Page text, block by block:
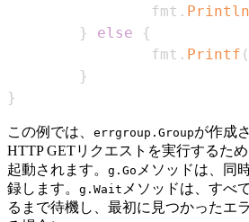
                fmt
. Println
}
else
{
                fmt
. Printf (
}
}
この例では、 errgroup.Groupが作成
HTTP GETリクエストを実行するた
起動されます。 g.Go メソッドは、同
録します。 g.Wait メソッドは、すべ
るまで待機し、最初に見つかったエ